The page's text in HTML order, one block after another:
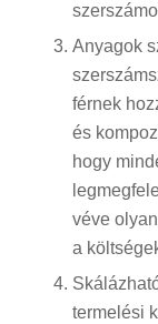
Anyagok
férnek
és
hogy
véve
a
termelési